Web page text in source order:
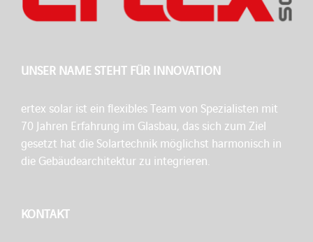
UNSER NAME STEHT FÜR INNOVATION
ertex solar ist ein flexibles Team von Spezialisten mit
70 Jahren Erfahrung im Glasbau, das sich zum Ziel
gesetzt hat die Solartechnik möglichst harmonisch in
die Gebäudearchitektur zu integrieren.
KONTAKT